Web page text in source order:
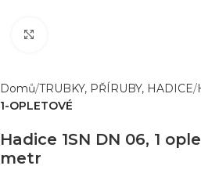
Domů TRUBKY, PŘÍRUBY, HADICE
1-OPLETOVÉ
Hadice 1SN DN 06, 1
metr